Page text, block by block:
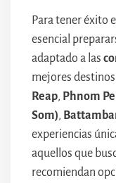
Para tener éxito
esencial
adaptado a las
mejores
Reap, Phnom
Som),
experiencias
aquellos que
recomiendan